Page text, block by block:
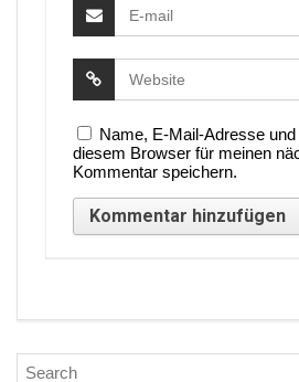
Name, E-Mail-Adresse
diesem Browser für meinen
Kommentar speichern.